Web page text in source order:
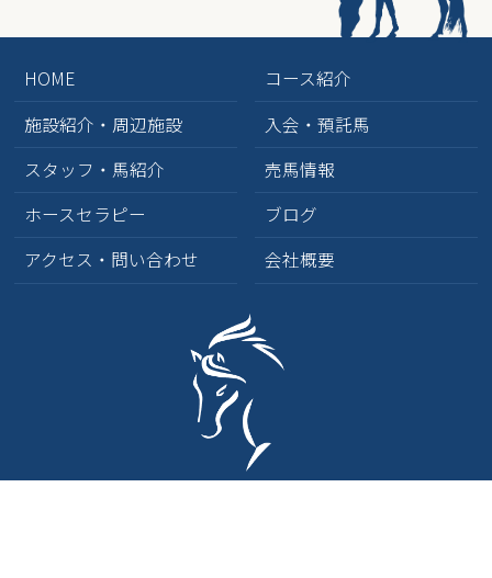
HOME
コース紹介
施設紹介・周辺施設
入会・預託馬
スタッフ・馬紹介
売馬情報
ホースセラピー
ブログ
アクセス・問い合わせ
会社概要